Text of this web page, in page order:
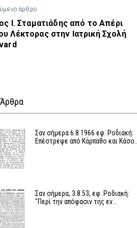
άρθρο
Ι. Σταματιάδης από το Απέρι
Λέκτορας στην Ιατρική Σχολή
Σαν σήμερα 6.8.1966 εφ. Ροδιακή:
Επέστρεψε από Κάρπαθο και
Σαν σήμερα, 3.8.53, εφ. Ροδιακή:
"Περί την απόφασιν της εν…